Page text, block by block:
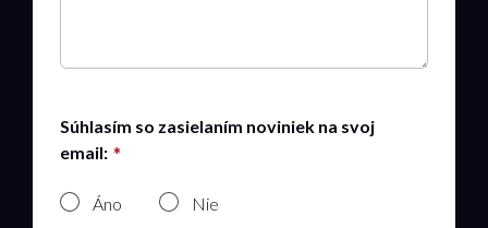
Súhlasím so zasielaním noviniek na svoj
email:
Áno Nie